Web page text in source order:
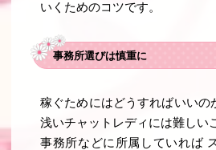
いくためのコツです。
事務所選びは慎重に
稼ぐためにはどうすればいいの
浅いチャットレディには難しい
事務所などに所属していれば